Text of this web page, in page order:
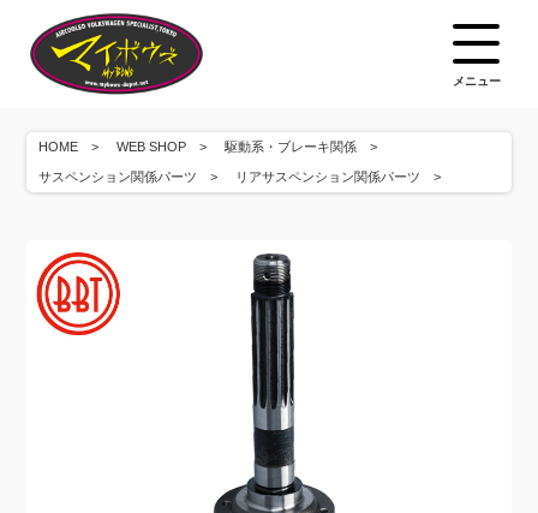
メニュー
HOME WEB SHOP 駆動系・ブレーキ関係
サスペンション関係パーツ リアサスペンション関係パーツ